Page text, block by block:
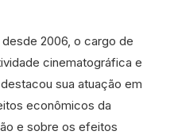
2006, o cargo de
cinematográfica e
sua atuação em
econômicos da
e sobre os efeitos